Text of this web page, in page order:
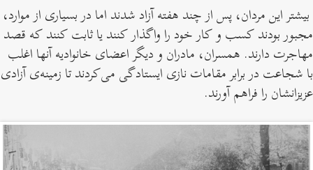
بیشتر این مردان، پس از چند هفته آزاد شدند اما در بسیاری از موارد،
مجبور بودند کسب و کار خود را واگذار کنند یا ثابت کنند که قصد
مهاجرت دارند. همسران، مادران و دیگر اعضای خانواد‌یه آنها اغلب
با شجاعت در برابر مقامات نازی ایستادگی می‌کردند تا زمینه‌ی آزادی
عزیزانشان را فراهم آورند.